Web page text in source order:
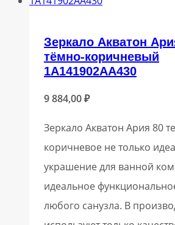
Зеркало Акватон
тёмно-коричневый
1A141902AA430
9 884,00₽
Зеркало Акватон Ария 80
коричневое не только
украшение для ванной
идеальное
любого санузла. В